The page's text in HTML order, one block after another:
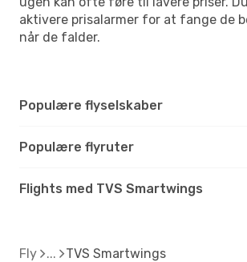
aktivere prisalarmer for at fange de
når de falder.
Populære flyselskaber
Populære flyruter
Flights med TVS Smartwings
Fly TVS Smartwings